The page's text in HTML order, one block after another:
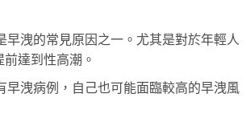
洩的常見原因之一。尤其是對於年輕人
達到性高潮。
洩病例，自己也可能面臨較高的早洩風